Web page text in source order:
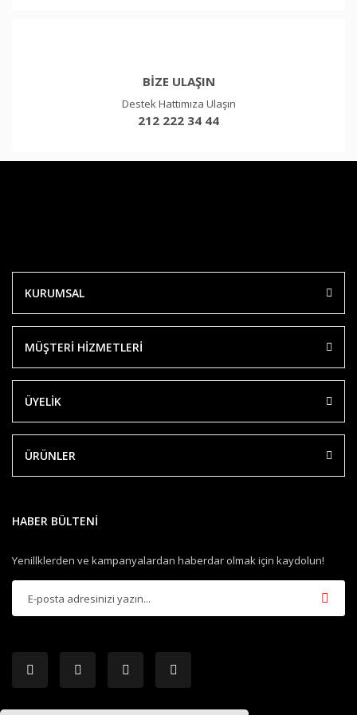
BİZE ULAŞIN
Destek Hattımıza Ulaşın
212 222 34 44
KURUMSAL
MÜŞTERİ HİZMETLERİ
ÜYELİK
ÜRÜNLER
HABER BÜLTENİ
Yenillklerden ve kampanyalardan haberdar olmak için kaydolun!